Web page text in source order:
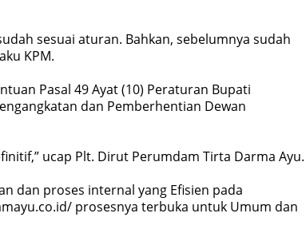
sesuai aturan. Bahkan, sebelumnya sudah
KPM.
Pasal 49 Ayat (10) Peraturan Bupati
dan Pemberhentian Dewan
ucap Plt. Dirut Perumdam Tirta Darma Ayu.
dan proses internal yang Efisien pada
prosesnya terbuka untuk Umum dan